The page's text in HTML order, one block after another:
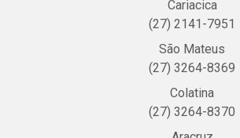
Cariacica
(27) 2141-7951
São Mateus
(27) 3264-8369
Colatina
(27) 3264-8370